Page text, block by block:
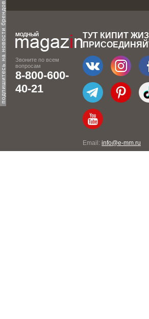
подпишитесь на новости брендов
Звоните по всем
вопросам
8-800-600-
40-21
ТУТ КИПИТ
Email: info@e-mm.ru